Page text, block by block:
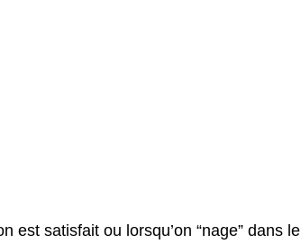
est satisfait ou lorsqu’on “nage” dans le